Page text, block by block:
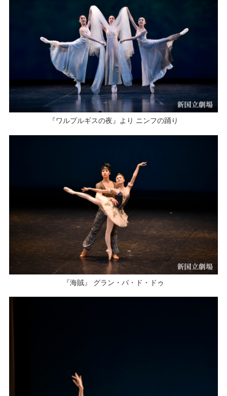
『ワルプルギスの夜』より ニンフの踊り
『海賊』 グラン・パ・ド・ドゥ